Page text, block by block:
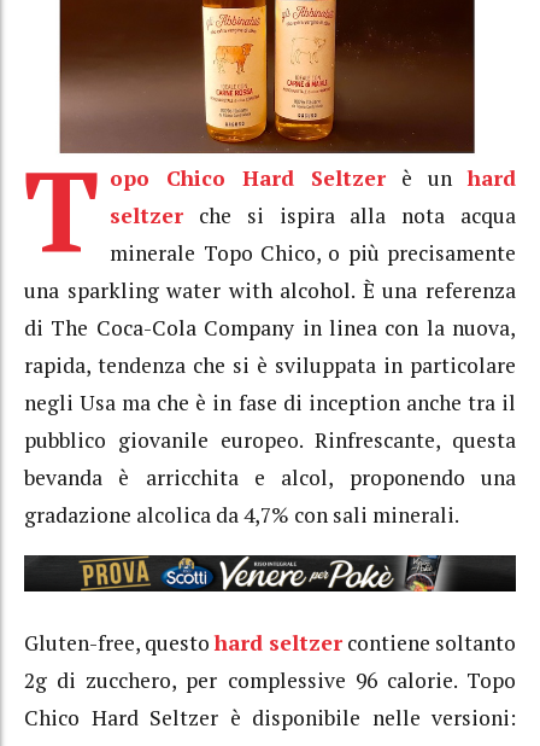
T opo Chico Hard Seltzer è unhard
seltzer che si ispira alla nota acqua
minerale Topo Chico, o più precisamente
una sparkling water with alcohol. È una referenza
di The Coca-Cola Company in linea con la nuova,
rapida, tendenza che si è sviluppata in particolare
negli Usa ma che è in fase di inception anche tra il
pubblico giovanile europeo. Rinfrescante, questa
bevanda è arricchita e alcol, proponendo una
gradazione alcolica da 4,7% con sali minerali.
Gluten-free, questohard seltzer contiene soltanto
2g di zucchero, per complessive 96 calorie. Topo
Chico Hard Seltzer è disponibile nelle versioni: